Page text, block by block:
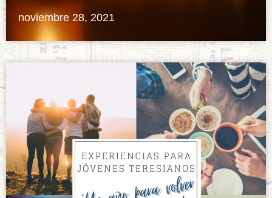
noviembre 28, 2021